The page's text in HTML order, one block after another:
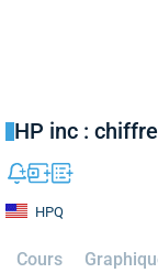
HP inc :
HPQ
Cours